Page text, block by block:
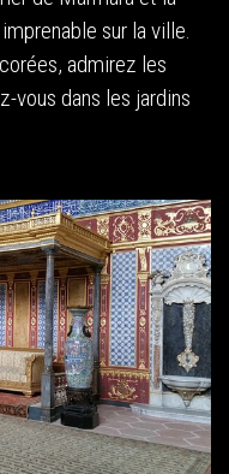
sur la ville.
admirez les
vous dans les jardins